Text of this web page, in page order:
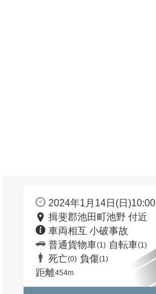
2024年1月14日(日)10:00
揖斐郡池田町池野 付近
車両相互 小破事故
普通貨物車(1) 自転車(1)
死亡(0) 負傷(1)
距離454m